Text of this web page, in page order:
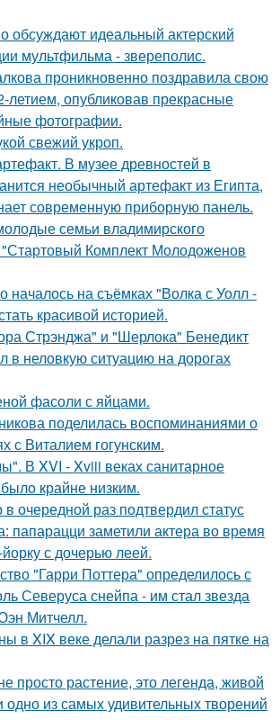
обсуждают идеальный актерский
мультфильма - звереполис.
проникновенно поздравила свою
летием, опубликовав прекрасные
фотографии.
свежий укроп.
В музее древностей в
необычный артефакт из Египта,
современную приборную панель.
семьи владимирского
"Стартовый Комплект Молодоженов
началось на съёмках "Волка с Уолл -
красивой историей.
Стрэнджа" и "Шерлока" Бенедикт
в неловкую ситуацию на дорогах
фасоли с яйцами.
поделилась воспоминаниями о
с Виталием гогунским.
В XVI - Xviii веках санитарное
крайне низким.
очередной раз подтвердил статус
папарацци заметили актера во время
с дочерью леей.
"Гарри Поттера" определилось с
Северуса снейпа - им стал звезда
Митчелл.
в XIX веке делали разрез на пятке на
просто растение, это легенда, живой
из самых удивительных творений